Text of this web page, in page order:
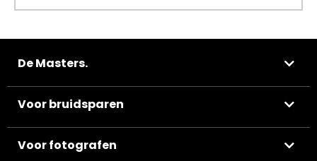
De Masters.
Voor bruidsparen
Voor fotografen